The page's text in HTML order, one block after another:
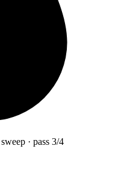
· pass 3/4